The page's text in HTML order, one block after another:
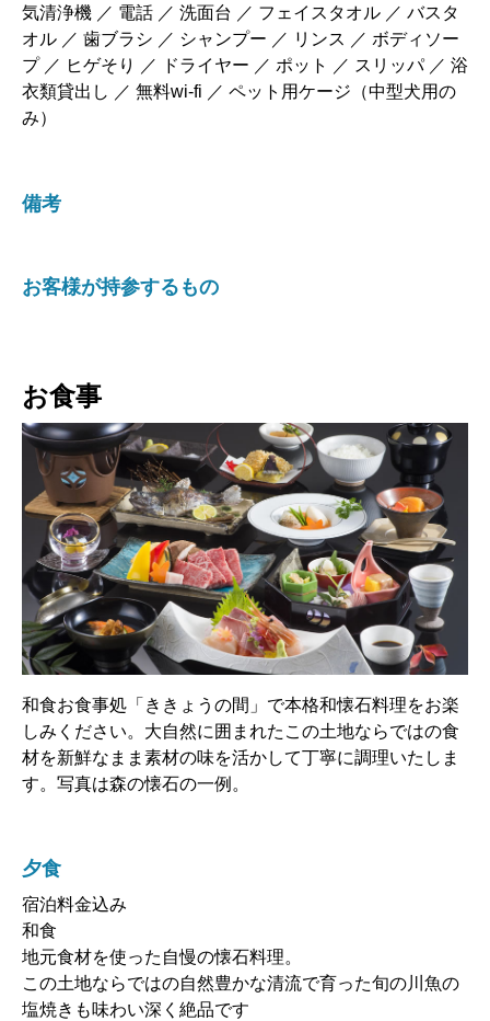
気清浄機 ／ 電話 ／ 洗面台 ／ フェイスタオル ／ バスタ
オル ／ 歯ブラシ ／ シャンプー ／ リンス ／ ボディソー
プ ／ ヒゲそり ／ ドライヤー ／ ポット ／ スリッパ ／ 浴
衣類貸出し ／ 無料wi-fi ／ ペット用ケージ（中型犬用の
み）
備考
お客様が持参するもの
お食事
和食お食事処「ききょうの間」で本格和懐石料理をお楽
しみください。大自然に囲まれたこの土地ならではの食
材を新鮮なまま素材の味を活かして丁寧に調理いたしま
す。写真は森の懐石の一例。
夕食
宿泊料金込み
和食
地元食材を使った自慢の懐石料理。
この土地ならではの自然豊かな清流で育った旬の川魚の
塩焼きも味わい深く絶品です